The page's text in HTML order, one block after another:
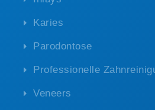
Karies
Parodontose
Professionelle
Veneers